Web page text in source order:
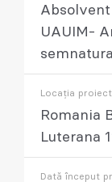
Absolvent
UAUIM-
semnatura
Locația
Romania
Luterana
Dată început